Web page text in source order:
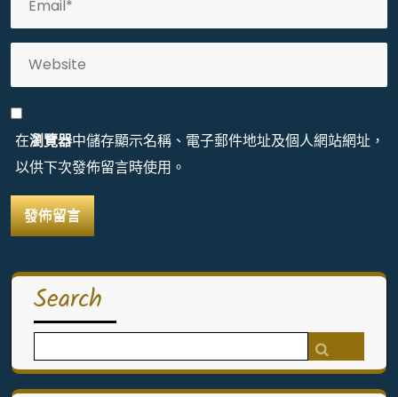
在瀏覽器中儲存顯示名稱、電子郵件地址及個人網站網址，
以供下次發佈留言時使用。
Search
for: